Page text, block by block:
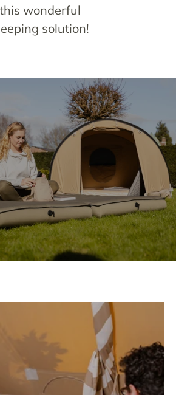
this wonderful
solution!